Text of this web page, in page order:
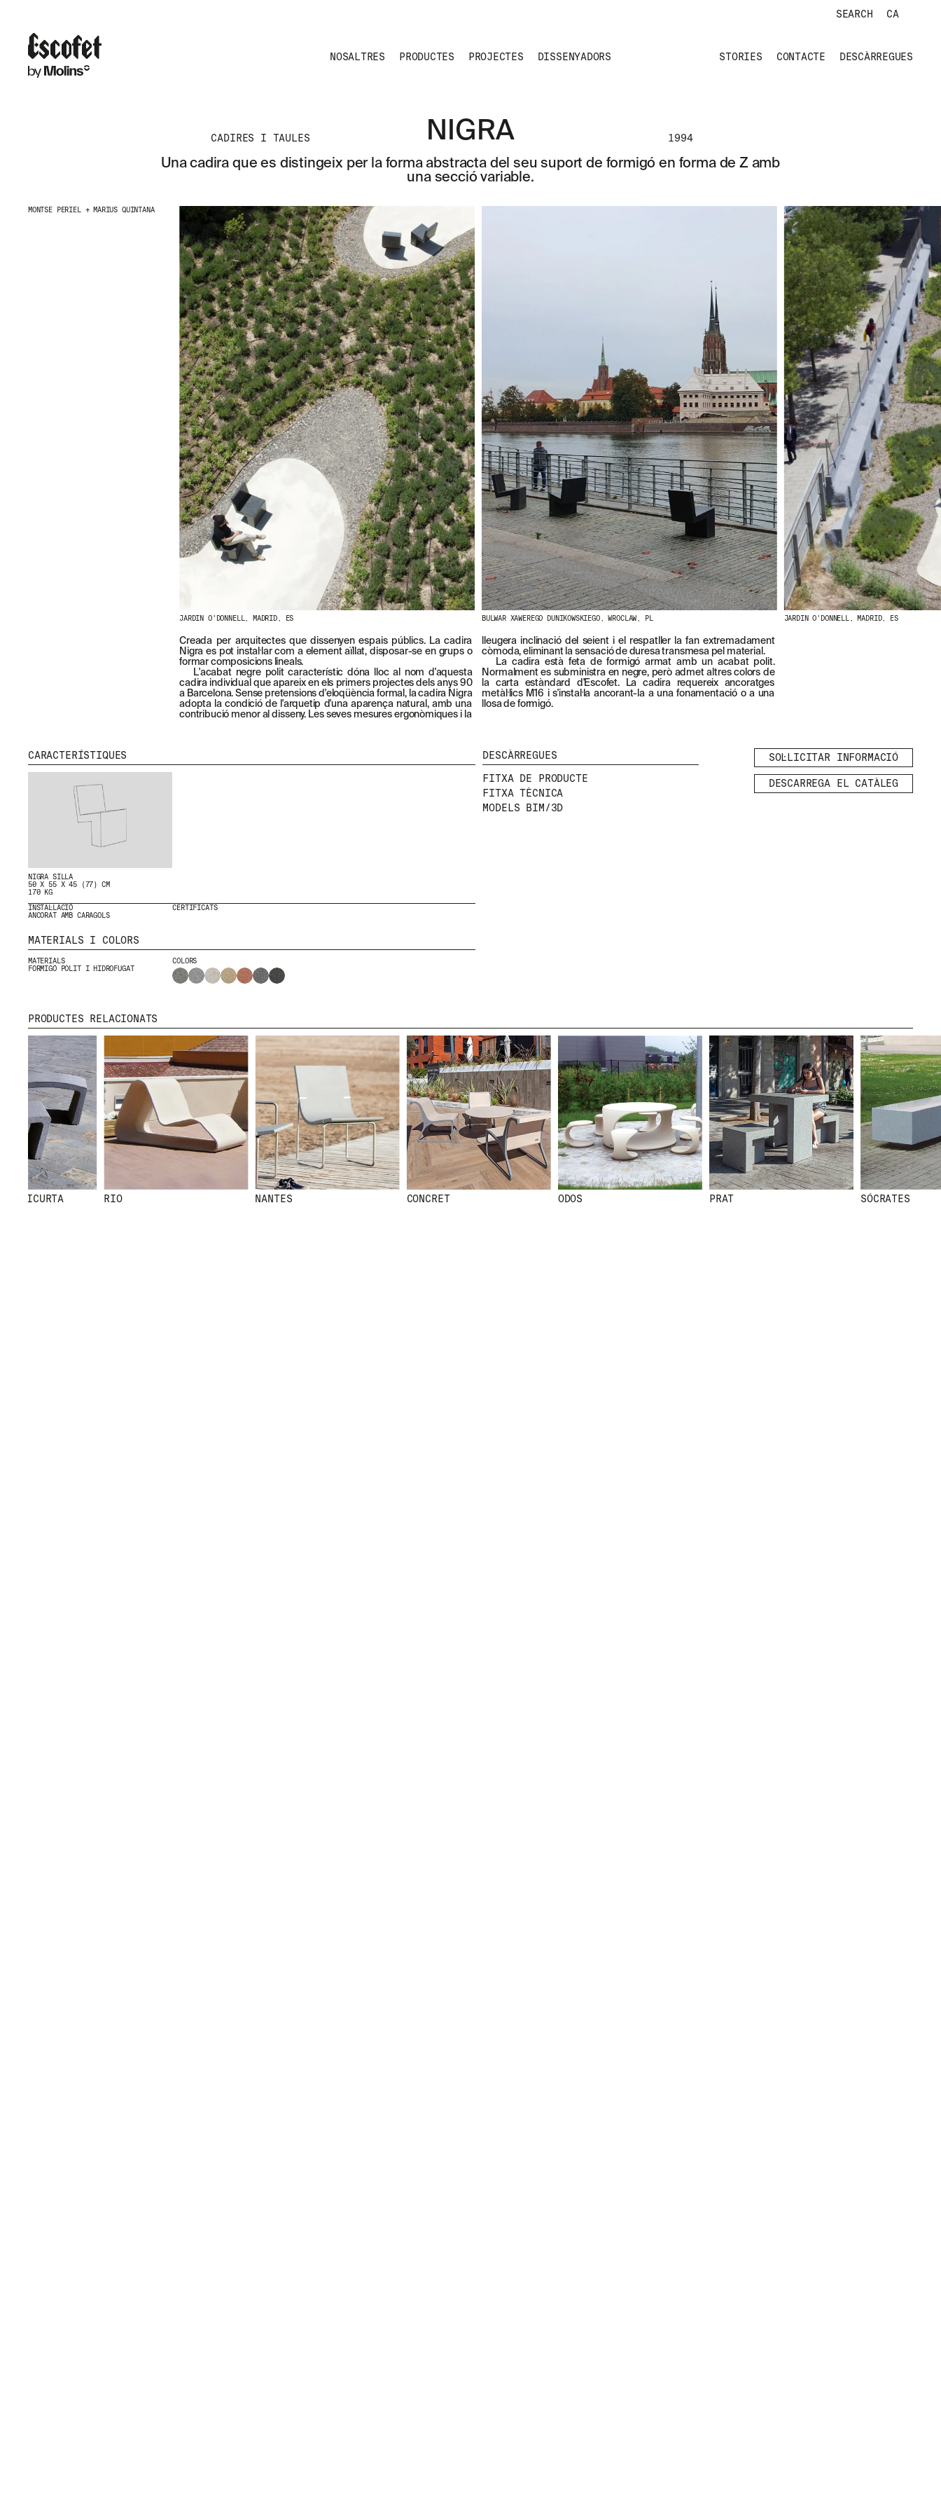
SEARCH CA
NOSALTRES PRODUCTES PROJECTES DISSENYADORS STORIES CONTACTE DESCÀRREGUES
CADIRES I TAULES NIGRA 1994
Una cadira que es distingeix per la forma abstracta del seu suport de formigó en forma de Z amb
una secció variable.
MONTSE PERIEL + MÀRIUS QUINTANA
JARDIN O'DONNELL, MADRID, ES BULWAR XAWEREGO DUNIKOWSKIEGO, WROCLAW, PL JARDIN O'DONNELL, MADRID, ES
Creada per arquitectes que dissenyen espais públics. La cadira
Nigra es pot instal·lar com a element aïllat, disposar-se en grups o
formar composicions lineals.
L'acabat negre polit característic dóna lloc al nom d'aquesta
cadira individual que apareix en els primers projectes dels anys 90
a Barcelona. Sense pretensions d'eloqüència formal, la cadira Nigra
adopta la condició de l'arquetip d'una aparença natural, amb una
contribució menor al disseny. Les seves mesures ergonòmiques i la
lleugera inclinació del seient i el respatller la fan extremadament
còmoda, eliminant la sensació de duresa transmesa pel material.
La cadira està feta de formigó armat amb un acabat polit.
Normalment es subministra en negre, però admet altres colors de
la carta estàndard d'Escofet. La cadira requereix ancoratges
metàl·lics M16 i s'instal·la ancorant-la a una fonamentació o a una
llosa de formigó.
CARACTERÍSTIQUES
NIGRA SILLA
50 X 55 X 45 (77) CM
170 KG
INSTAL·LACIÓ
ANCORAT AMB CARAGOLS
CERTIFICATS
MATERIALS I COLORS
MATERIALS
FORMIGÓ POLIT I HIDROFUGAT
COLORS
DESCÀRREGUES
FITXA DE PRODUCTE
FITXA TÈCNICA
MODELS BIM/3D
SOL·LICITAR INFORMACIÓ
DESCARREGA EL CATÀLEG
PRODUCTES RELACIONATS
SICURTA RIO NANTES CONCRET ODOS PRAT SÓCRATES
MENU
NOSALTRES
PRODUCTES
PROJECTES
DISSENYADORS
STORIES
RRSS
IG
IN
FB
VIMEO
NEWSLETTER
N
E
W
S
L
LEGAL
AVÍS LEGAL
POLÍTICA DE
GALETES
POLÍTICA DE
PRIVACITAT
CANAL ÈTIC
CRÈDITS